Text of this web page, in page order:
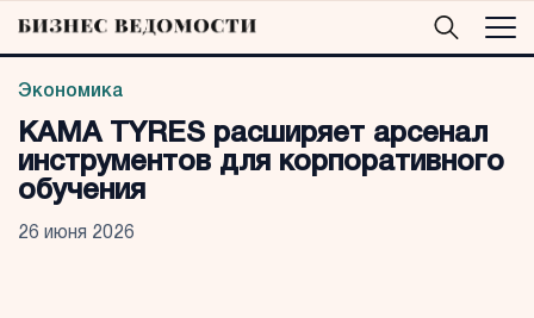
Экономика
KAMA TYRES расширяет арсенал
инструментов для корпоративного
обучения
26 июня 2026